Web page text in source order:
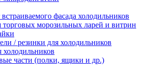
фасада холодильников
торговых морозильных ларей и витрин
/ резинки для холодильников
холодильников
части (полки, ящики и др.)